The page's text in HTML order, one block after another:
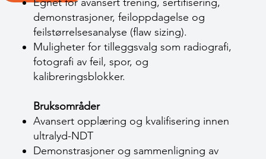
demonstrasjoner, feiloppdagelse og
feilstørrelsesanalyse (flaw sizing).
Muligheter for tilleggsvalg som radiografi,
fotografi av feil, spor, og
kalibreringsblokker.
Bruksområder
Avansert opplæring og kvalifisering innen
ultralyd-NDT
Demonstrasjoner og sammenligning av